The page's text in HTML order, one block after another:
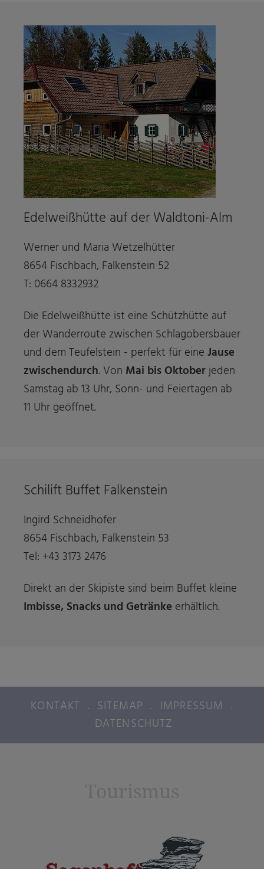
Edelweißhütte auf der Waldtoni-Alm
Werner und Maria Wetzelhütter
8654 Fischbach, Falkenstein 52
T: 0664 8332932
Die Edelweißhütte ist eine Schützhütte auf
der Wanderroute zwischen Schlagobersbauer
und dem Teufelstein - perfekt für eine Jause
zwischendurch. Von Mai bis Oktober jeden
Samstag ab 13 Uhr, Sonn- und Feiertagen ab
11 Uhr geöffnet.
Schilift Buffet Falkenstein
Ingird Schneidhofer
8654 Fischbach, Falkenstein 53
Tel: +43 3173 2476
Direkt an der Skipiste sind beim Buffet kleine
Imbisse, Snacks und Getränke erhältlich.
KONTAKT . SITEMAP . IMPRESSUM
.
DATENSCHUTZ